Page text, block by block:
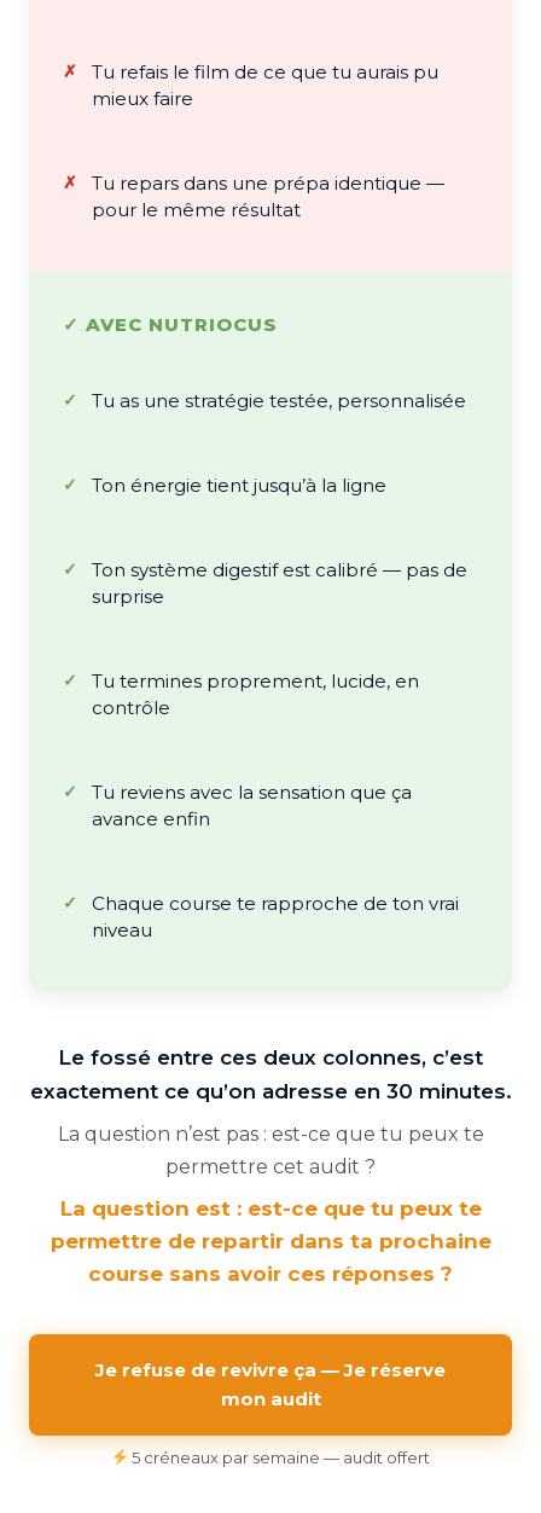
Tu refais le film de ce que tu aurais pu
mieux faire
Tu repars dans une prépa identique —
pour le même résultat
✓ AVEC NUTRIOCUS
Tu as une stratégie testée, personnalisée
Ton énergie tient jusqu’à la ligne
Ton système digestif est calibré — pas de
surprise
Tu termines proprement, lucide, en
contrôle
Tu reviens avec la sensation que ça
avance enfin
Chaque course te rapproche de ton vrai
niveau
Le fossé entre ces deux colonnes, c’est
exactement ce qu’on adresse en 30 minutes.
La question n’est pas : est-ce que tu peux te
permettre cet audit ?
La question est : est-ce que tu peux te
permettre de repartir dans ta prochaine
course sans avoir ces réponses ?
Je refuse de revivre ça — Je réserve
mon audit
5 créneaux par semaine — audit offert